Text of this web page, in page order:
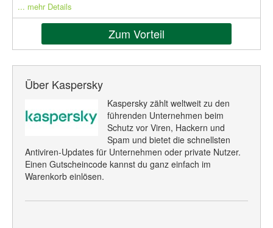
... mehr Details
Zum Vorteil
Über Kaspersky
Kaspersky zählt weltweit zu den
führenden Unternehmen beim
Schutz vor Viren, Hackern und
Spam und bietet die schnellsten
Antiviren-Updates für Unternehmen oder private Nutzer.
Einen Gutscheincode kannst du ganz einfach im
Warenkorb einlösen.